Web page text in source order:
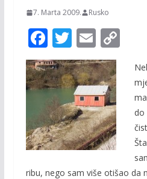
7. Marta 2009. Rusko
F
ac
e
b
o
o
k
T
w
itt
er
E
m
ai
l
C
do
ribu, nego sam više otišao da